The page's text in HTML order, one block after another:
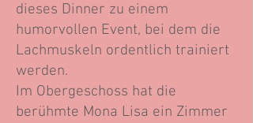
dieses Dinner zu einem
humorvollen Event, bei dem die
Lachmuskeln ordentlich trainiert
werden.
Im Obergeschoss hat die
berühmte Mona Lisa ein Zimmer